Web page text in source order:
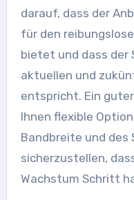
darauf, dass der
für den
bietet und dass der
aktuellen und
entspricht. Ein
Ihnen flexible
Bandbreite und des
sicherzustellen,
Wachstum Schritt